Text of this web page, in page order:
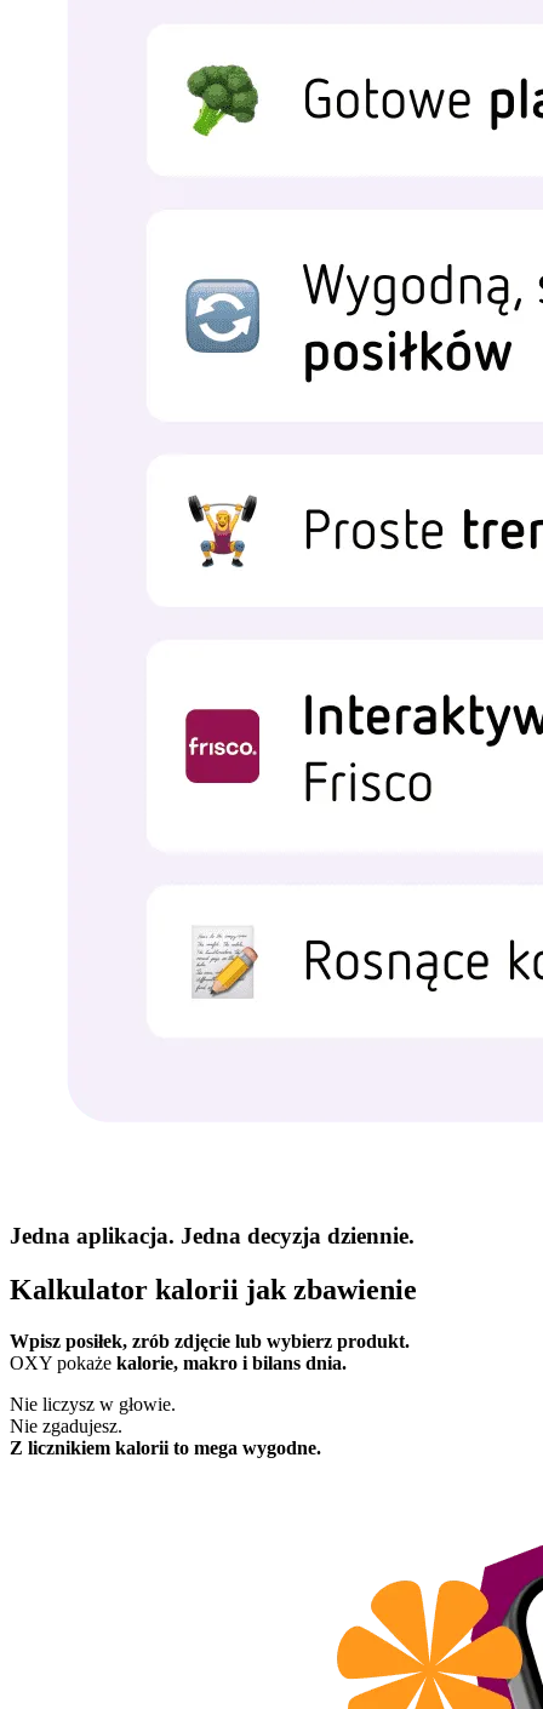
Jedna aplikacja. Jedna decyzja dziennie.
Kalkulator kalorii jak zbawienie
Wpisz posiłek, zrób zdjęcie lub wybierz produkt.
OXY pokaże kalorie, makro i bilans dnia.
Nie liczysz w głowie.
Nie zgadujesz.
Z licznikiem kalorii to mega wygodne.